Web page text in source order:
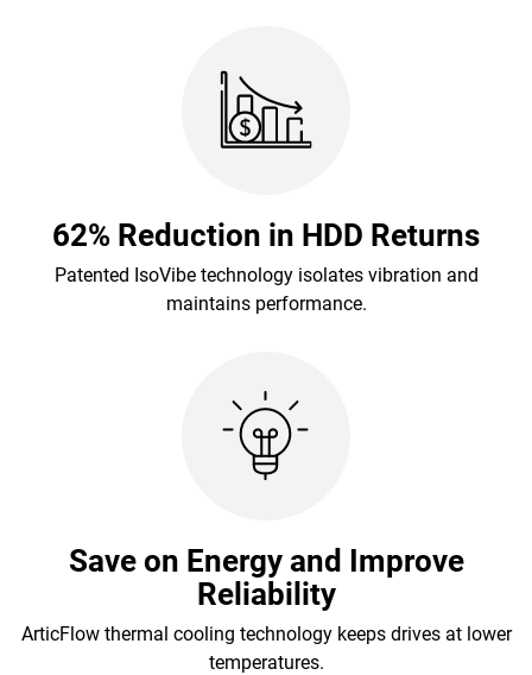
62% Reduction in HDD Returns
Patented IsoVibe technology isolates vibration and
maintains performance.
Save on Energy and Improve
Reliability
ArticFlow thermal cooling technology keeps drives at lower
temperatures.